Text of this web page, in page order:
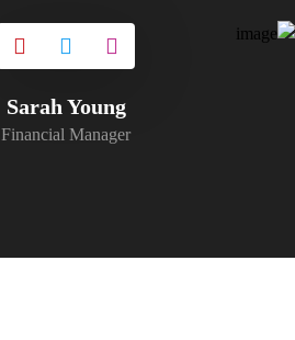
Sarah Young
Financial Manager